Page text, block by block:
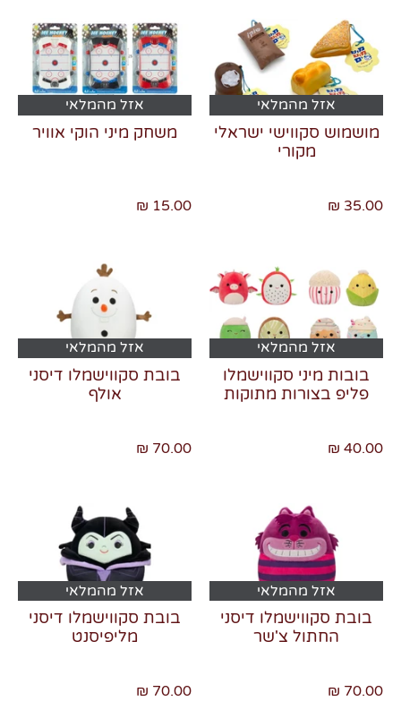
אזל מהמלאי
מושמוש סקווישי ישראלי
מקורי
35.00 ₪
אזל מהמלאי
משחק מיני הוקי אוויר
15.00 ₪
אזל מהמלאי
בובות מיני סקווישמלו
פליפ בצורות מתוקות
40.00 ₪
אזל מהמלאי
בובת סקווישמלו דיסני
אולף
70.00 ₪
אזל מהמלאי
בובת סקווישמלו דיסני
החתול צ'שר
70.00 ₪
אזל מהמלאי
בובת סקווישמלו דיסני
מליפיסנט
70.00 ₪